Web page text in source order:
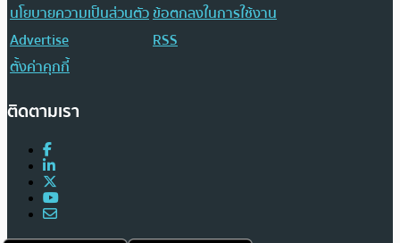
นโยบายความเป็นส่วนตัวข้อตกลงในการใช้งาน
Advertise
RSS
ตั้งค่าคุกกี้
ติดตามเรา